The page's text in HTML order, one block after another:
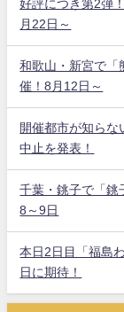
好評につき第2弾
月22日～
和歌山・新宮で「
催！8月12日～
開催都市が知らな
中止を発表！
千葉・銚子で「銚
8～9日
本日2日目「福島
日に期待！